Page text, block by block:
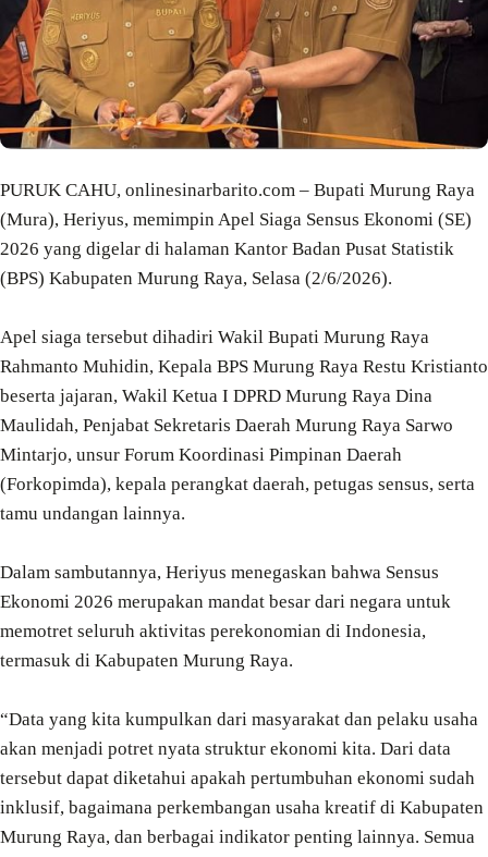
PURUK CAHU, onlinesinarbarito.com – Bupati Murung Raya
(Mura), Heriyus, memimpin Apel Siaga Sensus Ekonomi (SE)
2026 yang digelar di halaman Kantor Badan Pusat Statistik
(BPS) Kabupaten Murung Raya, Selasa (2/6/2026).
Apel siaga tersebut dihadiri Wakil Bupati Murung Raya
Rahmanto Muhidin, Kepala BPS Murung Raya Restu Kristianto
beserta jajaran, Wakil Ketua I DPRD Murung Raya Dina
Maulidah, Penjabat Sekretaris Daerah Murung Raya Sarwo
Mintarjo, unsur Forum Koordinasi Pimpinan Daerah
(Forkopimda), kepala perangkat daerah, petugas sensus, serta
tamu undangan lainnya.
Dalam sambutannya, Heriyus menegaskan bahwa Sensus
Ekonomi 2026 merupakan mandat besar dari negara untuk
memotret seluruh aktivitas perekonomian di Indonesia,
termasuk di Kabupaten Murung Raya.
“Data yang kita kumpulkan dari masyarakat dan pelaku usaha
akan menjadi potret nyata struktur ekonomi kita. Dari data
tersebut dapat diketahui apakah pertumbuhan ekonomi sudah
inklusif, bagaimana perkembangan usaha kreatif di Kabupaten
Murung Raya, dan berbagai indikator penting lainnya. Semua